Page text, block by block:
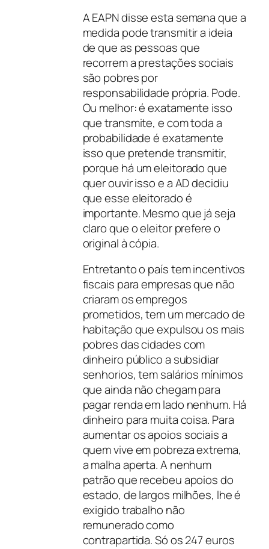
A EAPN disse esta semana que a
medida pode transmitir a ideia
de que as pessoas que
recorrem a prestações sociais
são pobres por
responsabilidade própria. Pode.
Ou melhor: é exatamente isso
que transmite, e com toda a
probabilidade é exatamente
isso que pretende transmitir,
porque há um eleitorado que
quer ouvir isso e a AD decidiu
que esse eleitorado é
importante. Mesmo que já seja
claro que o eleitor prefere o
original à cópia.
Entretanto o país tem incentivos
fiscais para empresas que não
criaram os empregos
prometidos, tem um mercado de
habitação que expulsou os mais
pobres das cidades com
dinheiro público a subsidiar
senhorios, tem salários mínimos
que ainda não chegam para
pagar renda em lado nenhum. Há
dinheiro para muita coisa. Para
aumentar os apoios sociais a
quem vive em pobreza extrema,
a malha aperta. A nenhum
patrão que recebeu apoios do
estado, de largos milhões, lhe é
exigido trabalho não
remunerado como
contrapartida. Só os 247 euros